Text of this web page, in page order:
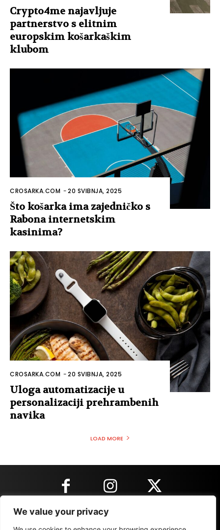
We value your privacy
Crypto4me najavljuje
partnerstvo s elitnim
europskim košarkaškim
klubom
CROSARKA.COM -20 SVIBNJA, 2025
Što košarka ima zajedničko s
Rabona internetskim
kasinima?
CROSARKA.COM -20 SVIBNJA, 2025
Uloga automatizacije u
personalizaciji prehrambenih
navika
LOAD MORE
KONTAKT INFORMACIJE